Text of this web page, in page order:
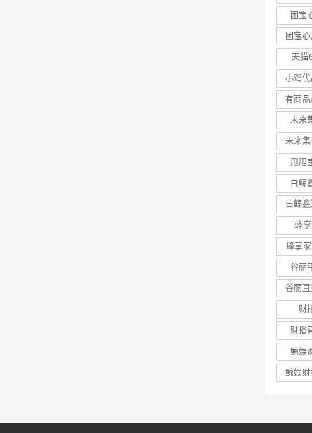
团宝
天猫
未来
甩甩
白鲸
蜂
蜂享
谷丽
财
财播
鲸娱